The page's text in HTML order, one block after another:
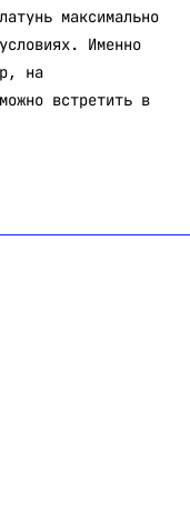
максимально
Именно
на
встретить в